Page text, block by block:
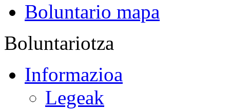
Boluntario mapa
Boluntariotza
Informazioa
Legeak